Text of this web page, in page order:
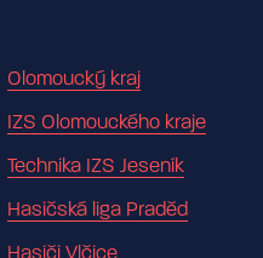
Olomoucký kraj
IZS Olomouckého kraje
Technika IZS Jeseník
Hasičská liga Praděd
Hasiči Vlčice